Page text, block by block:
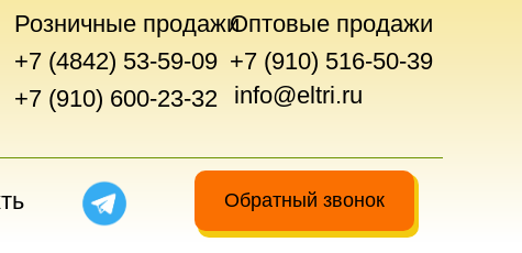
Розничные продажи
+7 (4842) 53-59-09
+7 (910) 600-23-32
Оптовые продажи
+7 (910) 516-50-39
Обратный звонок
info@eltri.ru